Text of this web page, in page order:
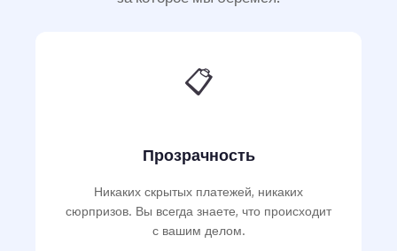
📋
Прозрачность
Никаких скрытых платежей, никаких
сюрпризов. Вы всегда знаете, что происходит
с вашим делом.